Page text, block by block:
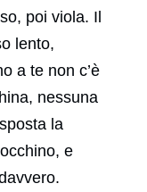
poi viola. Il
lento,
a te non c’è
nessuna
la
e